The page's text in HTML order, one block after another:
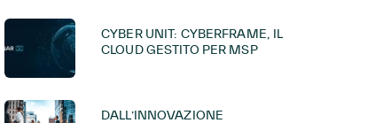
CYBER UNIT: CYBERFRAME, IL
CLOUD GESTITO PER MSP
DALL’INNOVAZIONE